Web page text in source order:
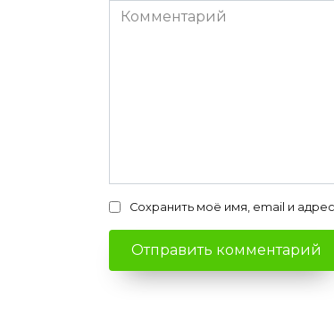
Комментарий
Сохранить моё имя, email и